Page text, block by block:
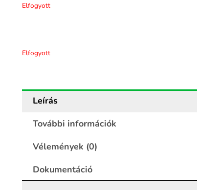
Elfogyott
Elfogyott
Leírás
További információk
Vélemények (0)
Dokumentáció